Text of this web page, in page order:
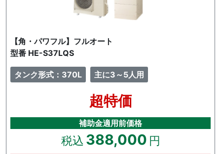
【角・パワフル】フルオート
型番 HE-S37LQS
タンク形式：370L 主に3～5人用
超特価
補助金適用前価格
税込 388,000 円